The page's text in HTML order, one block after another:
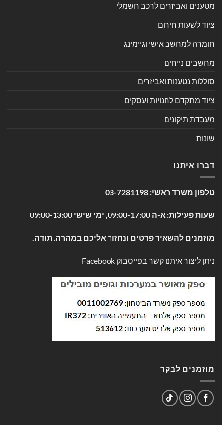
מטענים ואביזרים לרכב חשמלי
ציוד לשעות חירום
חומרה למחשב אישי וגיימינג
מחשבים נייחים
סוללות נטענות ואביזרים
ציוד מתקדם לחנויות ועסקים
מעבדת תיקונים
שונות
דברו איתנו
טלפון משרד ראשי: 03-7281198
שעות פעילות: א-ה 09:00-17:00, ימי שישי 09:00-13:00
מוזמנים להשאיר פרטים ונחזור אליכם במהרה. תודה.
ניתן ליצור איתנו קשר בפייסבוק Facebook
מוזמנים לבקר